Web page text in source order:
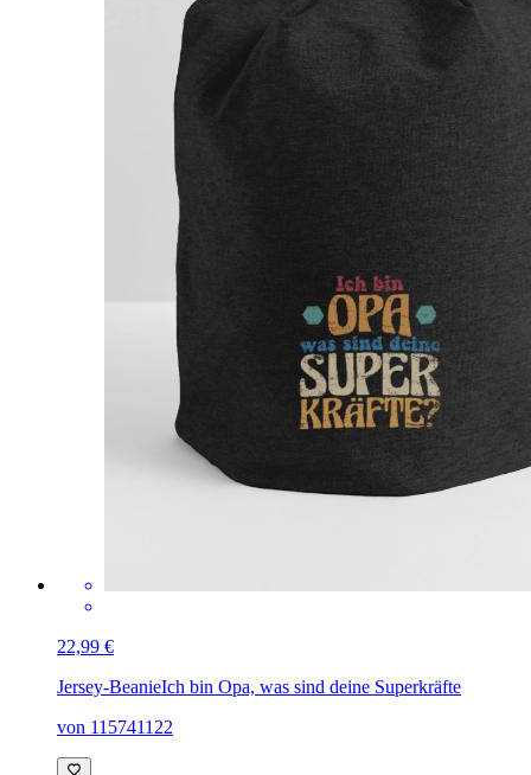
22,99 €
Jersey-BeanieIch bin Opa, was sind deine Superkräfte
von 115741122